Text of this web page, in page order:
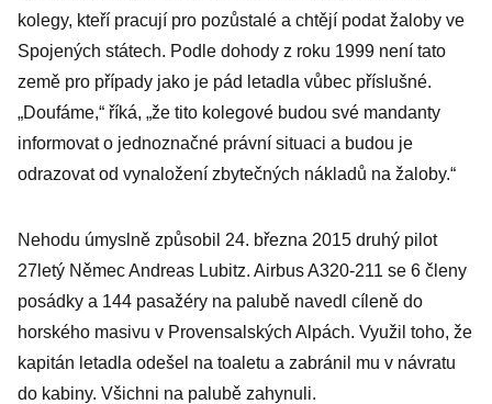
kolegy, kteří pracují pro pozůstalé a chtějí podat žaloby ve
Spojených státech. Podle dohody z roku 1999 není tato
země pro případy jako je pád letadla vůbec příslušné.
„Doufáme,“ říká, „že tito kolegové budou své mandanty
informovat o jednoznačné právní situaci a budou je
odrazovat od vynaložení zbytečných nákladů na žaloby.“
Nehodu úmyslně způsobil 24. března 2015 druhý pilot
27letý Němec Andreas Lubitz. Airbus A320-211 se 6 členy
posádky a 144 pasažéry na palubě navedl cíleně do
horského masivu v Provensalských Alpách. Využil toho, že
kapitán letadla odešel na toaletu a zabránil mu v návratu
do kabiny. Všichni na palubě zahynuli.